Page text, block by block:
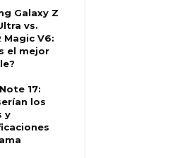
Galaxy Z
vs.
Magic V6:
el mejor
17:
los
y